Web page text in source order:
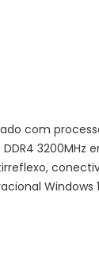
com
Windows